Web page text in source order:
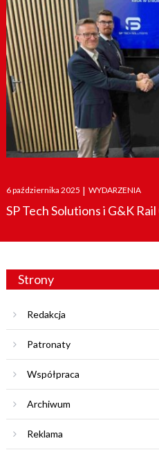
Posted
on
6 października 2025 | WYDARZENIA
SP Tech Solutions i G&K
Strony
Redakcja
Patronaty
Współpraca
Archiwum
Reklama